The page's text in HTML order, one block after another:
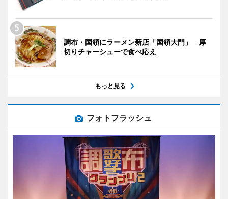
調布・国領にラーメン新店「国領大門」 厚
切りチャーシューで食べ応え
もっと見る
フォトフラッシュ